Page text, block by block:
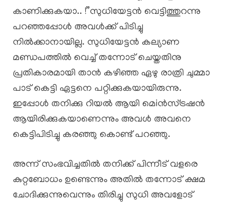
കാണിക്കുകയാ.. !”സുധിയേട്ടൻ വെട്ടിത്തുറന്നു
പറഞ്ഞപ്പോൾ അവൾക്ക് പിടിച്ചു
നിൽക്കാനായില്ല. സുധിയേട്ടൻ കല്യാണ
മണ്ഡപത്തിൽ വെച്ച് തന്നോട് ചെയ്തതിനു
പ്രതികാരമായി താൻ കഴിഞ്ഞ ഏഴു രാത്രി ചുമ്മാ
പാട് കെട്ടി ഏട്ടനെ പറ്റിക്കുകയായിരുന്നു.
ഇപ്പോൾ തനിക്കു റിയൽ ആയി മെiൻസ്ട്രഷൻ
ആയിരിക്കുകയാണെന്നും അവൾ അവനെ
കെട്ടിപിടിച്ചു കരഞ്ഞു കൊണ്ട് പറഞ്ഞു.
അന്ന് സംഭവിച്ചതിൽ തനിക്ക് പിന്നീട് വളരെ
കുറ്റബോധം ഉണ്ടെന്നും അതിൽ തന്നോട് ക്ഷമ
ചോദിക്കുന്നുവെന്നും തിരിച്ചു സുധി അവളോട്‌